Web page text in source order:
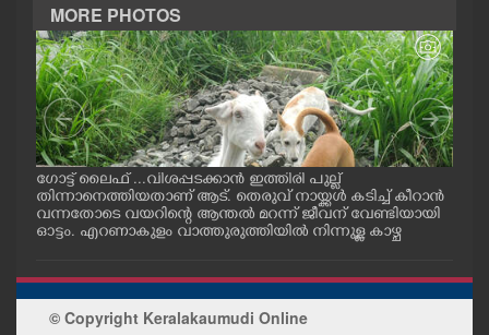
PHOTOS
LIFESTYLE
SPIRITUAL
MORE PHOTOS
ഗോട്ട് ലൈഫ് ...വിശപ്പടക്കാൻ ഇത്തിരി പുല്ല്
തിന്നാനെത്തിയതാണ് ആട്. തെരുവ് നായ്ക്കൾ കടിച്ച് കീറാൻ
വന്നതോടെ വയറിന്റെ ആന്തൽ മറന്ന് ജീവന് വേണ്ടിയായി
ഓട്ടം. എറണാകുളം വാത്തുരുത്തിയിൽ നിന്നുള്ള കാഴ്ച
© Copyright Keralakaumudi Online